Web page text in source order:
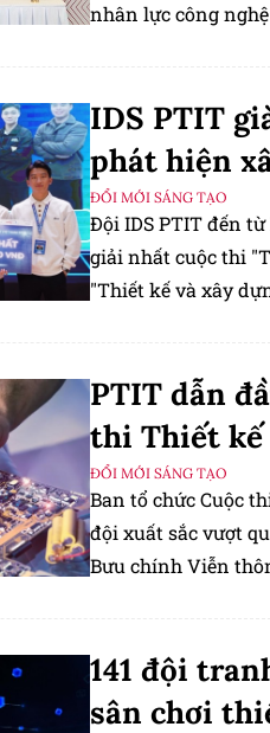
nhân lực công
IDS PTIT
phát hiện
ĐỔI MỚI SÁNG TẠO
Đội IDS PTIT đến
giải nhất cuộc thi
"Thiết kế và xây
PTIT dẫn
thi Thiết kế
ĐỔI MỚI SÁNG TẠO
Ban tổ chức Cuộc
đội xuất sắc vượt
Bưu chính Viễn
141 đội
sân chơi